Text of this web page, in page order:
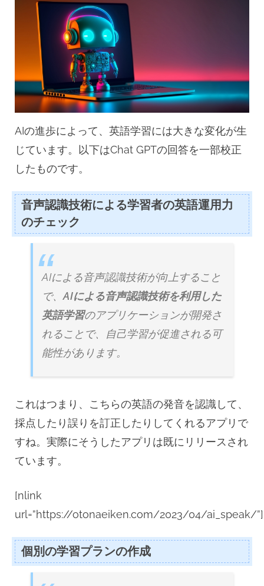
ト
ッ
プ
な
訳
(1000
ク
ー
ポ
ン
有)”
AIの進歩によって、英語学習には大きな変化が生
じています。以下はChat GPTの回答を一部校正
したものです。
音声認識技術による学習者の英語運用力
のチェック
AIによる音声認識技術が向上すること
で、AIによる音声認識技術を利用した
英語学習のアプリケーションが開発さ
れることで、自己学習が促進される可
能性があります。
これはつまり、こちらの英語の発音を認識して、
採点したり誤りを訂正したりしてくれるアプリで
すね。実際にそうしたアプリは既にリリースされ
ています。
[nlink
url=”https://otonaeiken.com/2023/04/ai_speak/”]
個別の学習プランの作成